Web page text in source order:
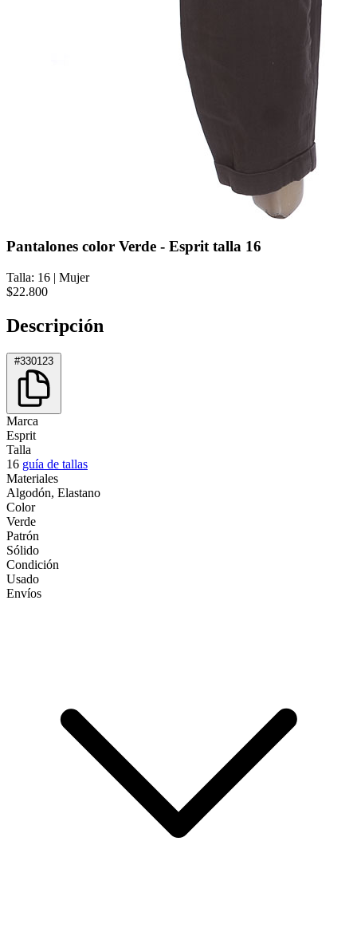
Pantalones color Verde - Esprit talla 16
Talla: 16 | Mujer
$22.800
Descripción
#330123
Marca
Esprit
Talla
16 guía de tallas
Materiales
Algodón, Elastano
Color
Verde
Patrón
Sólido
Condición
Usado
Envíos